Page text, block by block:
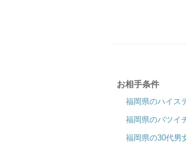
お相手条件
福岡県のハイス
福岡県のバツイ
福岡県の30代男